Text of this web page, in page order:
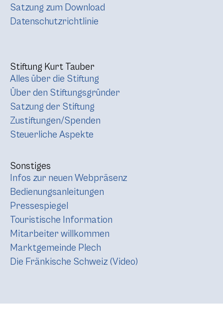
Satzung zum Download
Datenschutzrichtlinie
Stiftung Kurt Tauber
Alles über die Stiftung
Über den Stiftungsgründer
Satzung der Stiftung
Zustiftungen/Spenden
Steuerliche Aspekte
Sonstiges
Infos zur neuen Webpräsenz
Bedienungsanleitungen
Pressespiegel
Touristische Information
Mitarbeiter willkommen
Marktgemeinde Plech
Die Fränkische Schweiz (Video)